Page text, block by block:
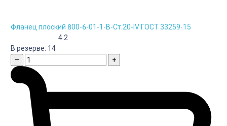
Фланец плоский 800-6-01-1-B-Cт.20-IV ГОСТ 33259-15
4.2
В резерве: 14
–
+